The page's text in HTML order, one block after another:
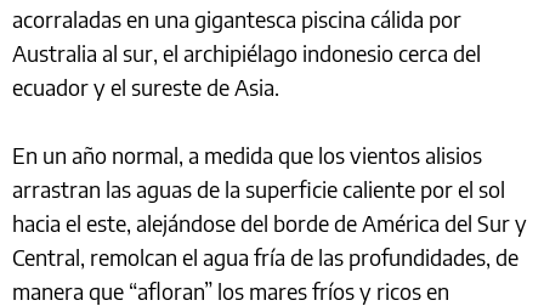
acorraladas en una gigantesca piscina cálida por
Australia al sur, el archipiélago indonesio cerca del
ecuador y el sureste de Asia.
En un año normal, a medida que los vientos alisios
arrastran las aguas de la superficie caliente por el sol
hacia el este, alejándose del borde de América del Sur y
Central, remolcan el agua fría de las profundidades, de
manera que “afloran” los mares fríos y ricos en